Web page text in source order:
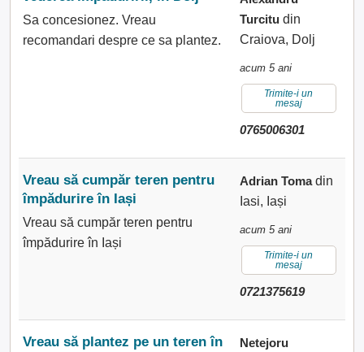
Sa concesionez. Vreau
recomandari despre ce sa plantez.
Turcitudin
Craiova, Dolj
acum 5 ani
Trimite-i un
mesaj
0765006301
Vreau să cumpăr teren pentru
împădurire în Iași
Vreau să cumpăr teren pentru
împădurire în Iași
Adrian Tomadin
Iasi, Iași
acum 5 ani
Trimite-i un
mesaj
0721375619
Vreau să plantez pe un teren în
Netejoru